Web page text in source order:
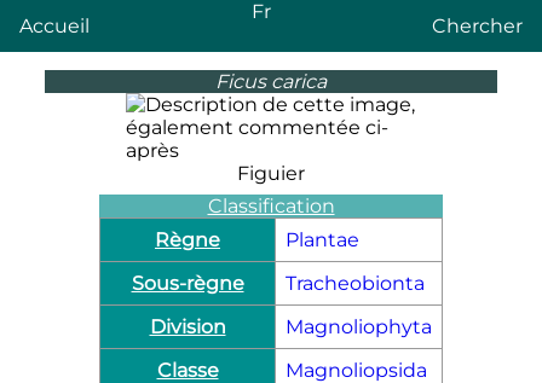
Accueil
Fr
Chercher
Ficus carica
Figuier
Classification
Règne
Plantae
Sous-règne
Tracheobionta
Division
Magnoliophyta
Classe
Magnoliopsida